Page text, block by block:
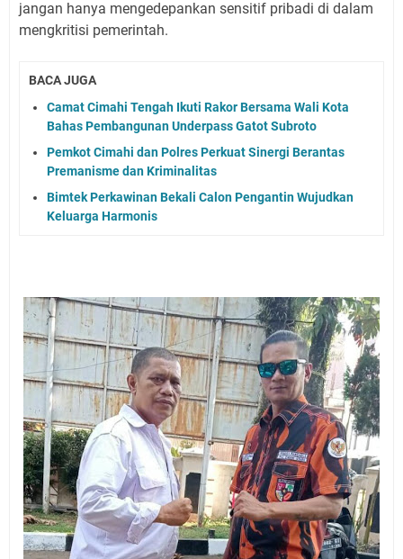
jangan hanya mengedepankan sensitif pribadi di dalam
mengkritisi pemerintah.
BACA JUGA
Camat Cimahi Tengah Ikuti Rakor Bersama Wali Kota
Bahas Pembangunan Underpass Gatot Subroto
Pemkot Cimahi dan Polres Perkuat Sinergi Berantas
Premanisme dan Kriminalitas
Bimtek Perkawinan Bekali Calon Pengantin Wujudkan
Keluarga Harmonis